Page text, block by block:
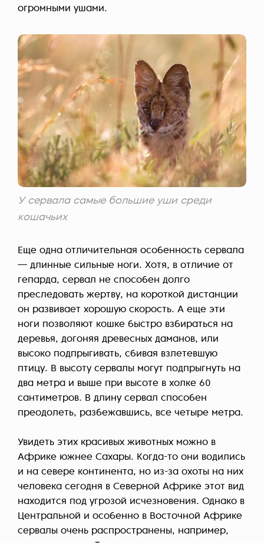
огромными ушами.
У сервала самые большие уши среди
кошачьих
Еще одна отличительная особенность сервала
— длинные сильные ноги. Хотя, в отличие от
гепарда, сервал не способен долго
преследовать жертву, на короткой дистанции
он развивает хорошую скорость. А еще эти
ноги позволяют кошке быстро взбираться на
деревья, догоняя древесных даманов, или
высоко подпрыгивать, сбивая взлетевшую
птицу. В высоту сервалы могут подпрыгнуть на
два метра и выше при высоте в холке 60
сантиметров. В длину сервал способен
преодолеть, разбежавшись, все четыре метра.
Увидеть этих красивых животных можно в
Африке южнее Сахары. Когда-то они водились
и на севере континента, но из-за охоты на них
человека сегодня в Северной Африке этот вид
находится под угрозой исчезновения. Однако в
Центральной и особенно в Восточной Африке
сервалы очень распространены, например,